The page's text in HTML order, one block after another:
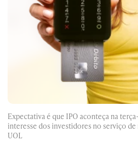
Expectativa é que IPO aconteça na
interesse dos investidores no serviço
UOL